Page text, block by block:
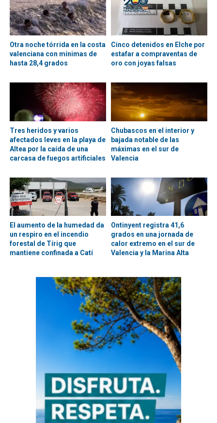
Otra noche tórrida en la costa
valenciana con mínimas de
hasta 28,4 grados
Cinco detenidos en Elche por
estafar a compraventas de
oro con joyas falsas
Tres heridos y varios
afectados leves en la playa de
Altea por la caída de una
carcasa de fuegos artificiales
Chubascos en el interior y
bajada notable de las
máximas en el sur de
Valencia
El aumento de la humedad da
un respiro en el incendio
forestal de Tírig que
mantiene confinada a Catí
Ontinyent registra 41,6
grados en una jornada de
calor extremo en el sur de
Valencia y la Marina Alta